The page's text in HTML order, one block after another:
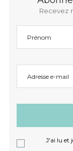
Recevez
J'ai lu et